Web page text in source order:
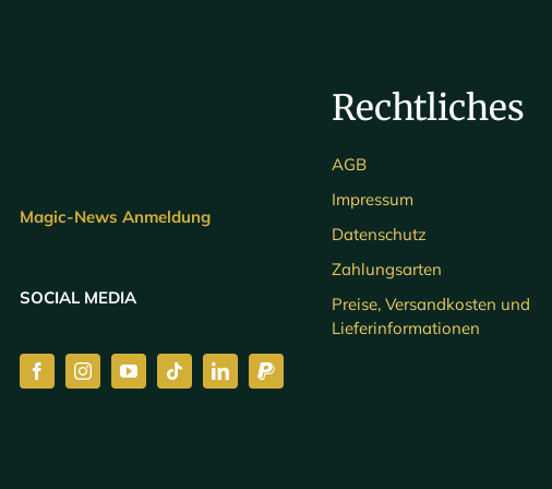
Magic-News Anmeldung
SOCIAL MEDIA
Rechtliches
AGB
Impressum
Datenschutz
Zahlungsarten
Preise, Versandkosten und
Lieferinformationen